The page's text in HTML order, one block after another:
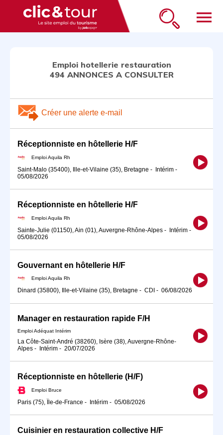
menu
Emploi hotellerie restauration
494 ANNONCES A CONSULTER
Créer une alerte e-mail
Réceptionniste en hôtellerie H/F
Emploi Aquila Rh
Saint-Malo (35400), Ille-et-Vilaine (35), Bretagne - Intérim -
05/08/2026
Réceptionniste en hôtellerie H/F
Emploi Aquila Rh
Sainte-Julie (01150), Ain (01), Auvergne-Rhône-Alpes - Intérim -
05/08/2026
Gouvernant en hôtellerie H/F
Emploi Aquila Rh
Dinard (35800), Ille-et-Vilaine (35), Bretagne - CDI - 06/08/2026
Manager en restauration rapide F/H
Emploi Adéquat Intérim
La Côte-Saint-André (38260), Isère (38), Auvergne-Rhône-
Alpes - Intérim - 20/07/2026
Réceptionniste en hôtellerie (H/F)
Emploi Bruce
Paris (75), Île-de-France - Intérim - 05/08/2026
Cuisinier en restauration collective H/F